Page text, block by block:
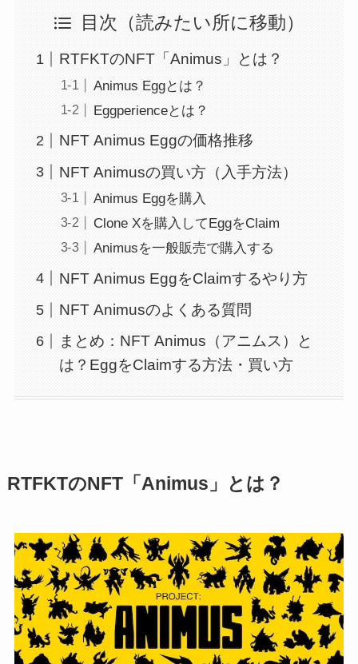
目次（読みたい所に移動）
RTFKTのNFT「Animus」とは？
Animus Eggとは？
Eggperienceとは？
NFT Animus Eggの価格推移
NFT Animusの買い方（入手方法）
Animus Eggを購入
Clone Xを購入してEggをClaim
Animusを一般販売で購入する
NFT Animus EggをClaimするやり方
NFT Animusのよくある質問
まとめ：NFT Animus（アニムス）と
は？EggをClaimする方法・買い方
RTFKTのNFT「Animus」とは？